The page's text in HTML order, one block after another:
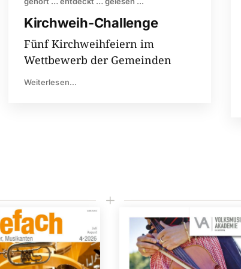
Kirchweih-​Challenge
Fünf Kirchweihfeiern im
Wettbewerb der Gemeinden
Weiterlesen...
L